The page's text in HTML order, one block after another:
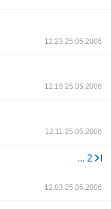
12:23 25.05.2006
12:19 25.05.2006
12:11 25.05.2006
... 2
12:03 25.05.2006